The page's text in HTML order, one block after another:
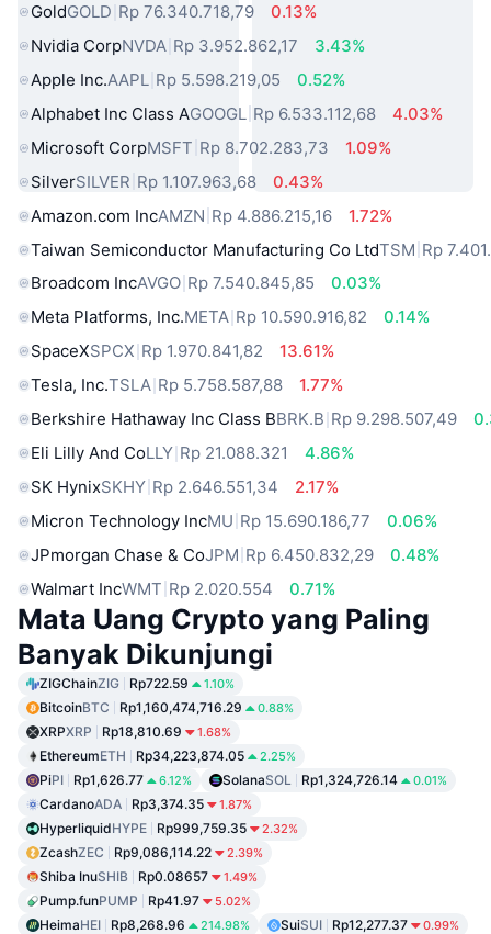
GoldGOLD Rp 76.340.718,79
0.13%
Nvidia CorpNVDA Rp 3.952.862,17
3.43%
Apple Inc.AAPL Rp 5.598.219,05
0.52%
Alphabet Inc Class AGOOGL Rp 6.533.112,68
4.03%
Microsoft CorpMSFT Rp 8.702.283,73
1.09%
SilverSILVER Rp 1.107.963,68
0.43%
Amazon.com IncAMZN Rp 4.886.215,16
1.72%
Taiwan Semiconductor Manufacturing Co LtdTSM Rp
Broadcom IncAVGO Rp 7.540.845,85
0.03%
Meta Platforms, Inc.META Rp 10.590.916,82
0.14%
SpaceXSPCX Rp 1.970.841,82
13.61%
Tesla, Inc.TSLA Rp 5.758.587,88
1.77%
Berkshire Hathaway Inc Class BBRK.B Rp 9.298.507,49
Eli Lilly And CoLLY Rp 21.088.321
4.86%
SK HynixSKHY Rp 2.646.551,34
2.17%
Micron Technology IncMU Rp 15.690.186,77
0.06%
JPmorgan Chase & CoJPM Rp 6.450.832,29
0.48%
Walmart IncWMT Rp 2.020.554 0.71%
Mata Uang Crypto yang Paling
Banyak Dikunjungi
ZIGChainZIG Rp722.59 1.10%
BitcoinBTC Rp1,160,474,716.29 0.88%
XRPXRP Rp18,810.69 1.68%
EthereumETH Rp34,223,874.05 2.25%
PiPI Rp1,626.77 6.12% SolanaSOL Rp1,324,726.14 0.01%
CardanoADA Rp3,374.35 1.87%
HyperliquidHYPE Rp999,759.35 2.32%
ZcashZEC Rp9,086,114.22 2.39%
Shiba InuSHIB Rp0.08657 1.49%
Pump.funPUMP Rp41.97 5.02%
HeimaHEI Rp8,268.96 214.98% SuiSUI Rp12,277.37 0.99%